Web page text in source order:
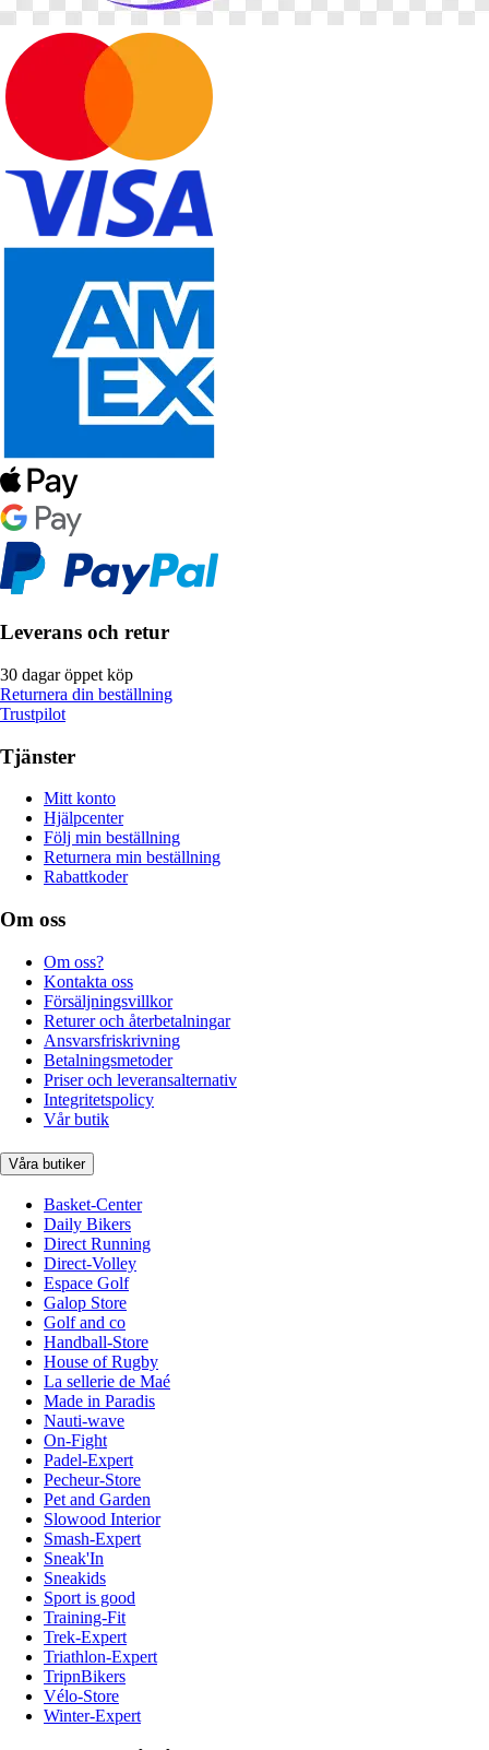
Leverans och retur
30 dagar öppet köp
Returnera din beställning
Trustpilot
Tjänster
Mitt konto
Hjälpcenter
Följ min beställning
Returnera min beställning
Rabattkoder
Om oss
Om oss?
Kontakta oss
Försäljningsvillkor
Returer och återbetalningar
Ansvarsfriskrivning
Betalningsmetoder
Priser och leveransalternativ
Integritetspolicy
Vår butik
Våra butiker
Basket-Center
Daily Bikers
Direct Running
Direct-Volley
Espace Golf
Galop Store
Golf and co
Handball-Store
House of Rugby
La sellerie de Maé
Made in Paradis
Nauti-wave
On-Fight
Padel-Expert
Pecheur-Store
Pet and Garden
Slowood Interior
Smash-Expert
Sneak'In
Sneakids
Sport is good
Training-Fit
Trek-Expert
Triathlon-Expert
TripnBikers
Vélo-Store
Winter-Expert